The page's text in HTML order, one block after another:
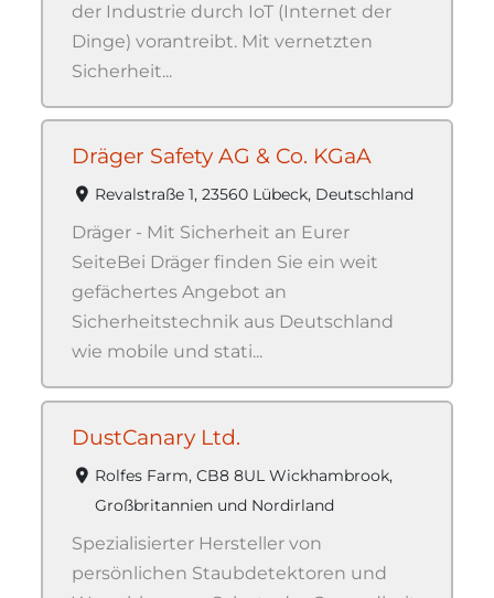
der Industrie durch IoT (Internet der
Dinge) vorantreibt. Mit vernetzten
Sicherheit...
Dräger Safety AG & Co. KGaA
Revalstraße 1, 23560 Lübeck, Deutschland
Dräger - Mit Sicherheit an Eurer
SeiteBei Dräger finden Sie ein weit
gefächertes Angebot an
Sicherheitstechnik aus Deutschland
wie mobile und stati...
DustCanary Ltd.
Rolfes Farm, CB8 8UL Wickhambrook,
Großbritannien und Nordirland
Spezialisierter Hersteller von
persönlichen Staubdetektoren und